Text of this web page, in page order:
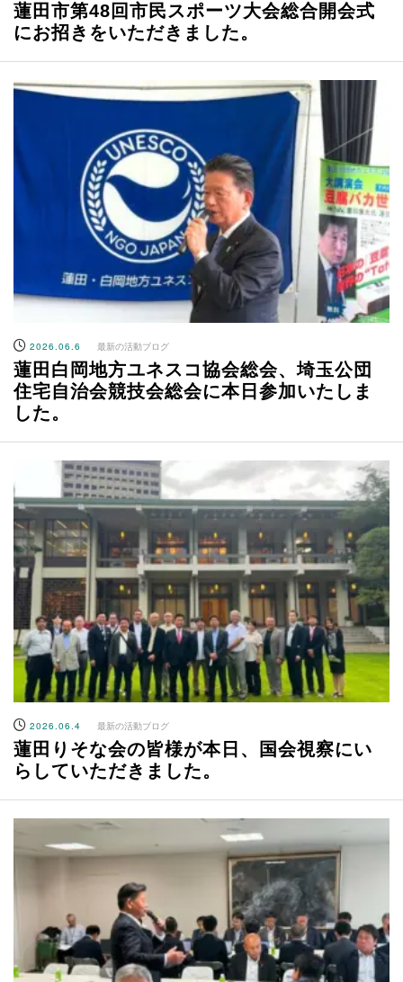
蓮田市第48回市民スポーツ大会総合開会式
にお招きをいただきました。
2026.06.6 最新の活動ブログ
蓮田白岡地方ユネスコ協会総会、埼玉公団
住宅自治会競技会総会に本日参加いたしま
した。
2026.06.4 最新の活動ブログ
蓮田りそな会の皆様が本日、国会視察にい
らしていただきました。